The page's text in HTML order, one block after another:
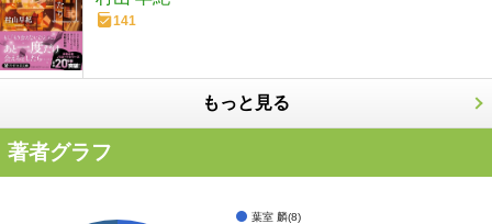
141
もっと見る
著者グラフ
葉室 麟(8)